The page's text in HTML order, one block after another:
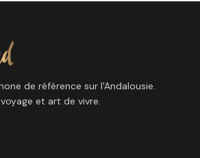
de référence sur l'Andalousie.
et art de vivre.